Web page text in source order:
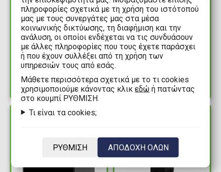
10,99€
LEGO® - Τουβλάκι
Κουτί Φαγητού 8
Μπλέ (10x20x7.5cm)
Διαθέσιμα: 1
49,99€
LEGO - Διπλό
Τουβλάκι
Αποθήκευσης
Συρταρωτό 8 Γκρί
ΔΙΑΘΕΣΙΜΟ
πληροφορίες σχετικά με τη χρήση του ιστότοπού
μας με τους συνεργάτες μας στα μέσα
κοινωνικής δικτύωσης, τη διαφήμιση και την
ανάλυση, οι οποίοι ενδέχεται να τις συνδυάσουν
με άλλες πληροφορίες που τους έχετε παράσχει
ή που έχουν συλλέξει από τη χρήση των
υπηρεσιών τους από εσάς.
Mάθετε περισσότερα σχετικά με το τι cookies
χρησιμοποιούμε κάνοντας κλικεδώ ή πατώντας
στο κουμπί ΡΥΘΜΙΣΗ.
Τι είναι τα cookies;
ΡΥΘΜΙΣΗ ΑΠΟΔΟΧΗ ΟΛΩΝ